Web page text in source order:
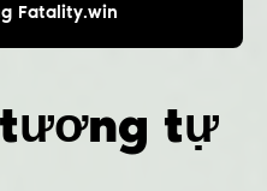
Fatality.win
tương tự